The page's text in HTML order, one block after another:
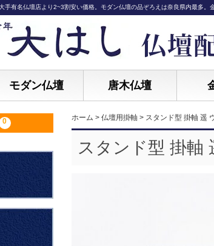
手有名仏壇店より2~3割安い価格。モダン仏壇の品ぞろえは奈良県内最多。
モダン仏壇 唐木仏壇
ホーム > 仏壇用掛軸 > スタンド型 掛軸 遥
スタンド型 掛
0